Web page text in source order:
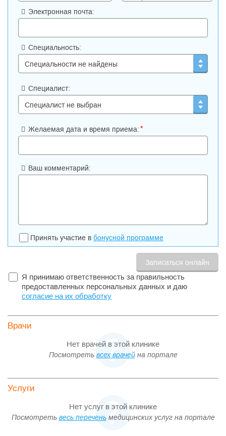
Электронная почта:
Специальность:
Специалист:
Желаемая дата и время приема:*
Ваш комментарий:
Принять участие в бонусной программе
Я принимаю ответственность за правильность
предоставленных персональных данных и даю
согласие на их обработку
Врачи
Нет врачей в этой клинике
Посмотреть всех врачейна портале
Услуги
Нет услуг в этой клинике
Посмотреть весь переченьмедицинских услуг на портале